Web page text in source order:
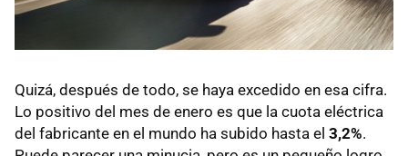
Quizá, después de todo, se haya excedido en esa cifra.
Lo positivo del mes de enero es que la cuota eléctrica
del fabricante en el mundo ha subido hasta el 3,2%.